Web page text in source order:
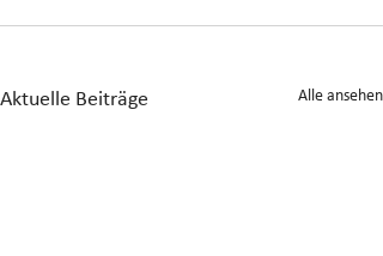
Aktuelle Beiträge Alle ansehen